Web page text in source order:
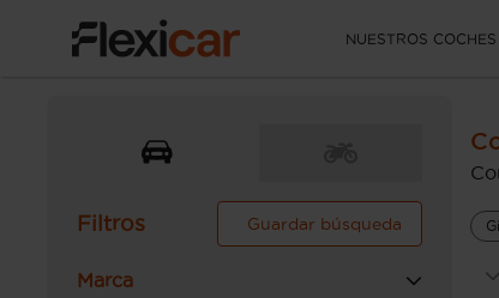
NUESTROS COCHES
Filtros Guardar búsqueda
Marca